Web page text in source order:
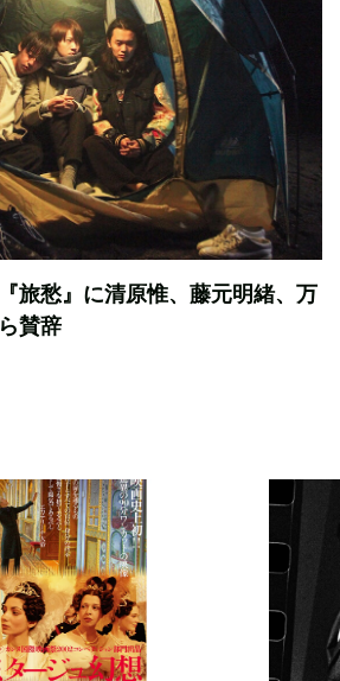
旅愁』に清原惟、藤元明緒、万
賛辞